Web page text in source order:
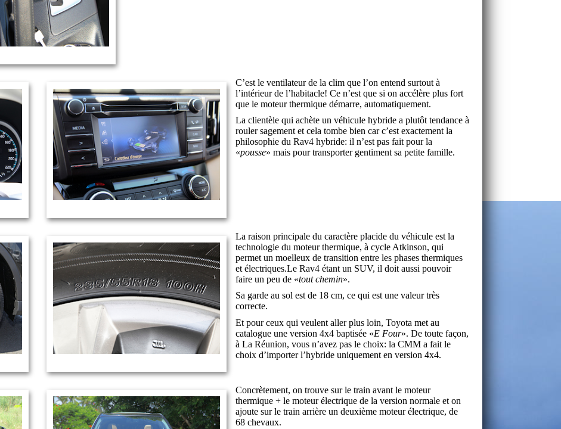
C’est le ventilateur de la clim que l’on entend surtout à
l’intérieur de l’habitacle! Ce n’est que si on accélère plus fort
que le moteur thermique démarre, automatiquement.
La clientèle qui achète un véhicule hybride a plutôt tendance à
rouler sagement et cela tombe bien car c’est exactement la
philosophie du Rav4 hybride: il n’est pas fait pour la
«pousse» mais pour transporter gentiment sa petite famille.
La raison principale du caractère placide du véhicule est la
technologie du moteur thermique, à cycle Atkinson, qui
permet un moelleux de transition entre les phases thermiques
et électriques.Le Rav4 étant un SUV, il doit aussi pouvoir
faire un peu de «tout chemin».
Sa garde au sol est de 18 cm, ce qui est une valeur très
correcte.
Et pour ceux qui veulent aller plus loin, Toyota met au
catalogue une version 4x4 baptisée «E Four». De toute façon,
à La Réunion, vous n’avez pas le choix: la CMM a fait le
choix d’importer l’hybride uniquement en version 4x4.
Concrètement, on trouve sur le train avant le moteur
thermique + le moteur électrique de la version normale et on
ajoute sur le train arrière un deuxième moteur électrique, de
68 chevaux.